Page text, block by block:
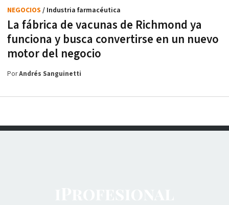
La fábrica de vacunas de Richmond ya
funciona y busca convertirse en un nuevo
motor del negocio
NEGOCIOS / Industria farmacéutica
PorAndrés Sanguinetti